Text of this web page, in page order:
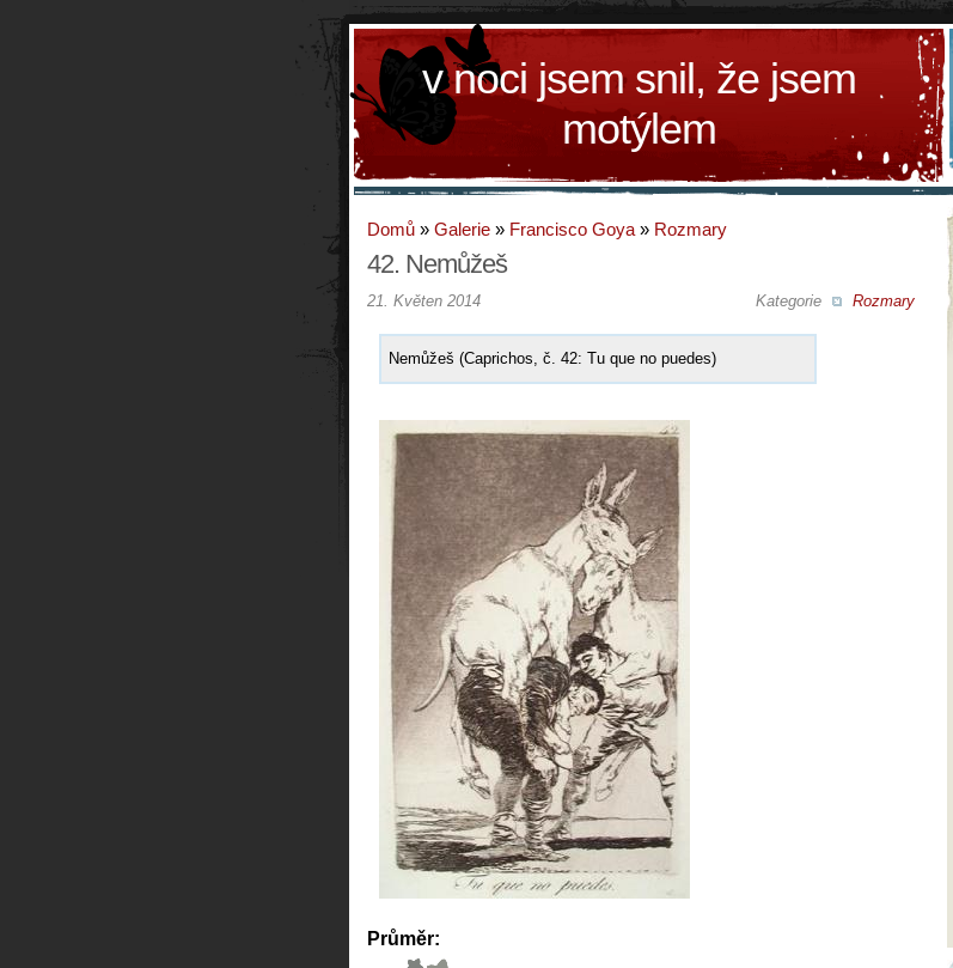
v noci jsem snil, že jsem
motýlem
Domů » Galerie » Francisco Goya » Rozmary
42. Nemůžeš
Kategorie Rozmary
21. Květen 2014
Nemůžeš (Caprichos, č. 42: Tu que no puedes)
Průměr: